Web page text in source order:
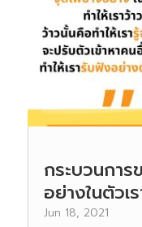
กระบวนกา
อย่างในตัวเ
Jun 18, 2021